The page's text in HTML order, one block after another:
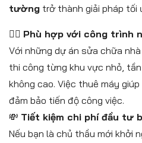
tường trở thành giải pháp tối
👷‍♂️ Phù hợp với công trình
Với những dự án sửa chữa
thi công từng khu vực nhỏ,
không cao. Việc thuê máy
đảm bảo tiến độ công việc.
💸 Tiết kiệm chi phí đầu tư
Nếu bạn là chủ thầu mới khởi